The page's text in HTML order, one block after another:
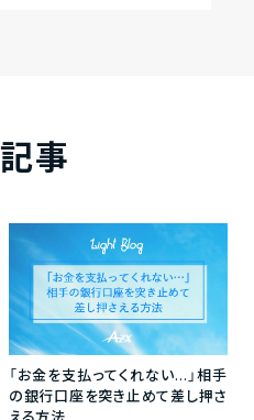
事
「お金を支払ってくれない…」相手
の銀行口座を突き止めて差し押さ